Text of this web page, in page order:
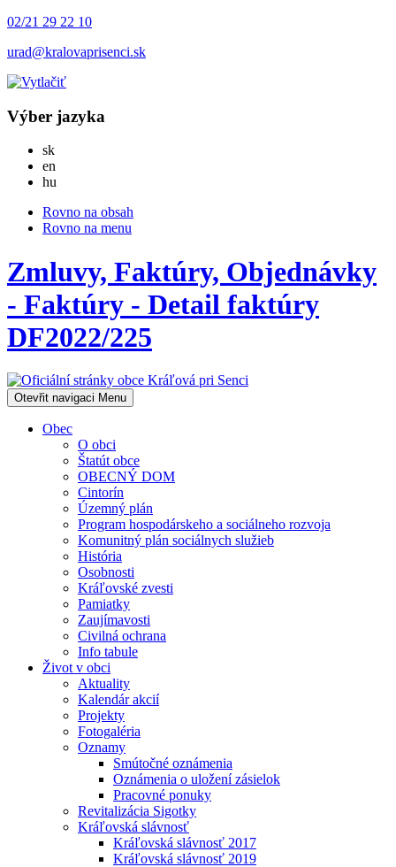
02/21 29 22 10
urad@kralovaprisenci.sk
Výber jazyka
skSlovensky
en
hu
Rovno na obsah
Rovno na menu
Zmluvy, Faktúry, Objednávky
- Faktúry - Detail faktúry
DF2022/225
Otevřit navigaci Menu
Obec
O obci
Štatút obce
OBECNÝ DOM
Cintorín
Územný plán
Program hospodárskeho a sociálneho rozvoja
Komunitný plán sociálnych služieb
História
Osobnosti
Kráľovské zvesti
Pamiatky
Zaujímavosti
Civilná ochrana
Info tabule
Život v obci
Aktuality
Kalendár akcií
Projekty
Fotogaléria
Oznamy
Smútočné oznámenia
Oznámenia o uložení zásielok
Pracovné ponuky
Revitalizácia Sigotky
Kráľovská slávnosť
Kráľovská slávnosť 2017
Kráľovská slávnosť 2019